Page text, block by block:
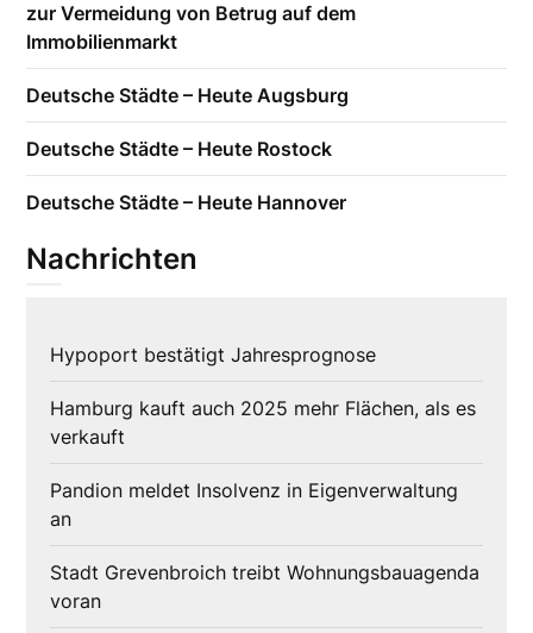
zur Vermeidung von Betrug auf dem
Immobilienmarkt
Deutsche Städte – Heute Augsburg
Deutsche Städte – Heute Rostock
Deutsche Städte – Heute Hannover
Nachrichten
Hypoport bestätigt Jahresprognose
Hamburg kauft auch 2025 mehr Flächen, als es
verkauft
Pandion meldet Insolvenz in Eigenverwaltung
an
Stadt Grevenbroich treibt Wohnungsbauagenda
voran